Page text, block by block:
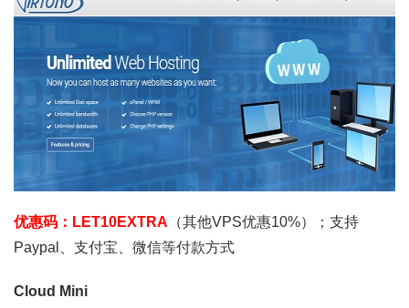
优惠码：LET10EXTRA （其他VPS优惠10%）；支持
Paypal、支付宝、微信等付款方式
Cloud Mini